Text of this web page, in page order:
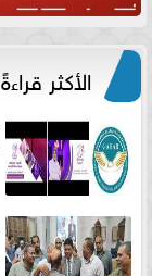
الأكثر قراءةً